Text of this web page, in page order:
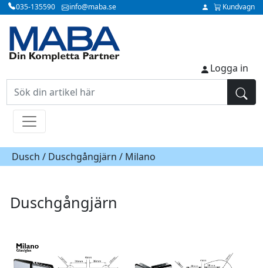
035-135590 info@maba.se Kundvagn
Logga in
Dusch / Duschgångjärn / Milano
Duschgångjärn